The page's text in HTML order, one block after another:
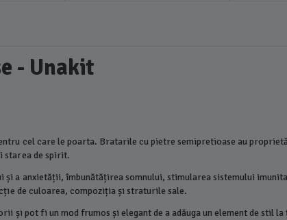
- Unakit
cel care le poarta. Bratarile cu pietre semipretioase au
starea de spirit.
a anxietății, îmbunătățirea somnului, stimularea sistemului
de culoarea, compoziția și straturile sale.
și pot fi un mod frumos și elegant de a adăuga un element de stil